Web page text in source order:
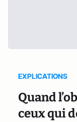
EXPLICATIONS
Quand
ceux qui